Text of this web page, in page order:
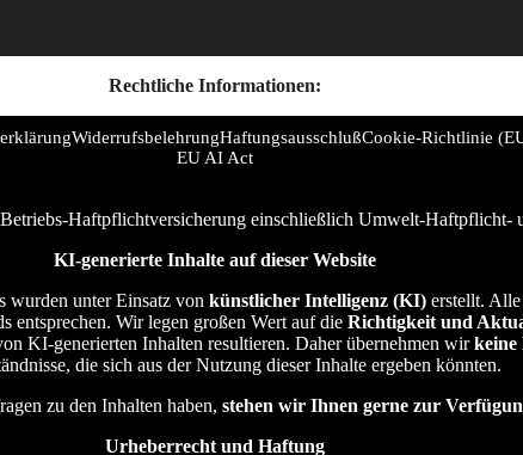
Rechtliche Informationen:
WiderrufsbelehrungHaftungsausschlußCookie-Richtlinie
EU AI Act
Haftpflichtversicherung einschließlich Umwelt-Haftpflicht-
KI-generierte Inhalte auf dieser Website
wurden unter Einsatz von künstlicher Intelligenz (KI)erstellt. Alle
entsprechen. Wir legen großen Wert auf die Richtigkeit und
KI-generierten Inhalten resultieren. Daher übernehmen wirkeine
die sich aus der Nutzung dieser Inhalte ergeben könnten.
zu den Inhalten haben, stehen wir Ihnen gerne zur
Urheberrecht und Haftung